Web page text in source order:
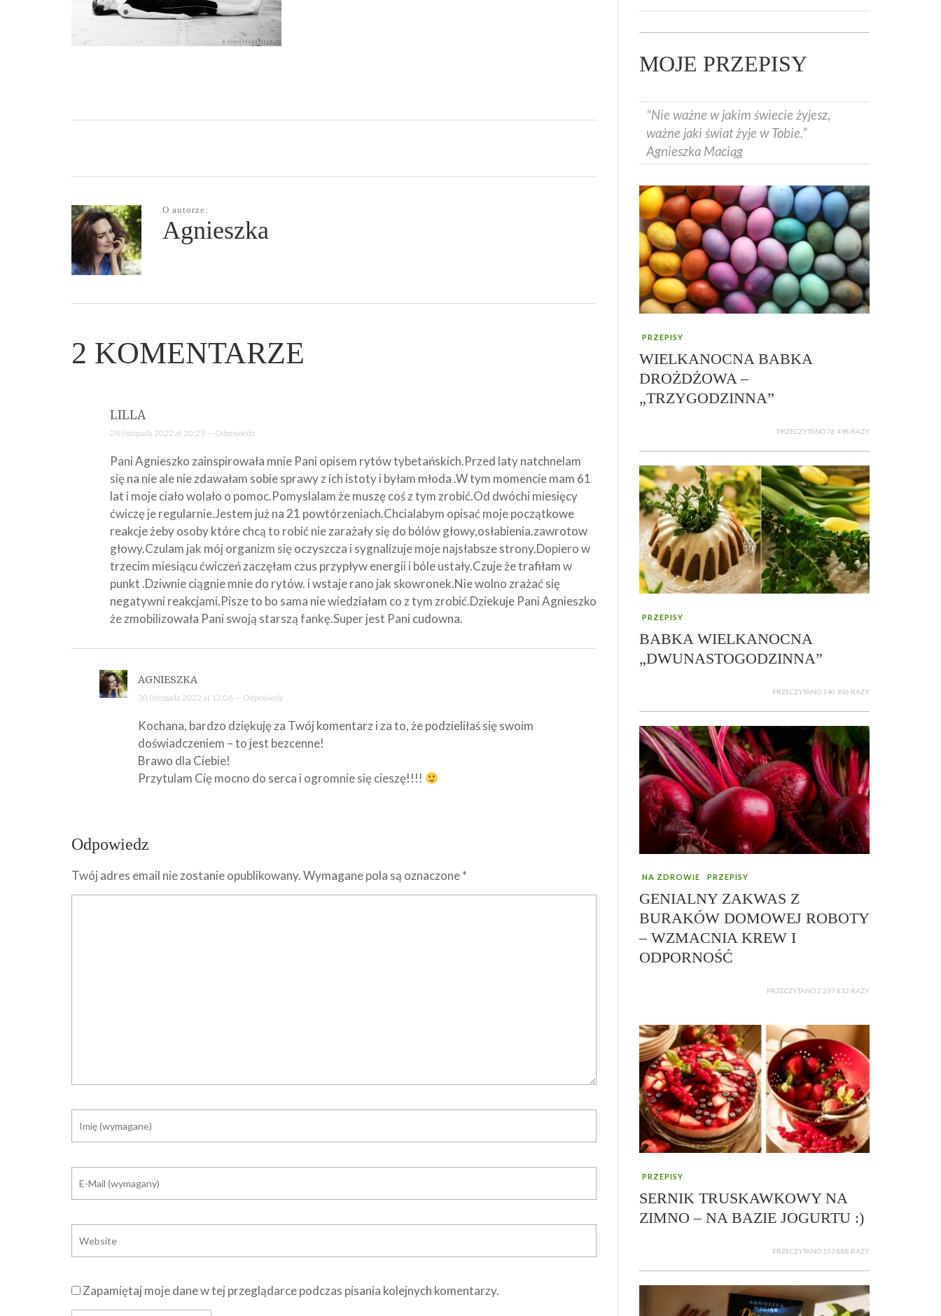
O autorze:
Agnieszka
2 KOMENTARZE
LILLA
28 listopada 2022 at 20:29 — Odpowiedz
Pani Agnieszko zainspirowała mnie Pani opisem rytów tybetańskich.Przed laty natchnelam
się na nie ale nie zdawałam sobie sprawy z ich istoty i byłam młoda .W tym momencie mam 61
lat i moje ciało wolało o pomoc.Pomyslalam że muszę coś z tym zrobić.Od dwóchi miesięcy
ćwiczę je regularnie.Jestem już na 21 powtórzeniach.Chcialabym opisać moje początkowe
reakcje żeby osoby które chcą to robić nie zarażały się do bólów głowy,osłabienia.zawrotow
głowy.Czulam jak mój organizm się oczyszcza i sygnalizuje moje najsłabsze strony.Dopiero w
trzecim miesiącu ćwiczeń zaczęłam czus przypływ energii i bóle ustały.Czuje że trafiłam w
punkt .Dziwnie ciągnie mnie do rytów. i wstaje rano jak skowronek.Nie wolno zrażać się
negatywni reakcjami.Pisze to bo sama nie wiedziałam co z tym zrobić.Dziekuje Pani Agnieszko
że zmobilizowała Pani swoją starszą fankę.Super jest Pani cudowna.
AGNIESZKA
30 listopada 2022 at 13:06 — Odpowiedz
Kochana, bardzo dziękuję za Twój komentarz i za to, że podzieliłaś się swoim
doświadczeniem – to jest bezcenne!
Brawo dla Ciebie!
Przytulam Cię mocno do serca i ogromnie się cieszę!!!!
Odpowiedz
Twój adres email nie zostanie opublikowany.Wymagane pola są oznaczone*
Zapamiętaj moje dane w tej przeglądarce podczas pisania kolejnych komentarzy.
MOJE PRZEPISY
"Nie ważne w jakim świecie żyjesz,
ważne jaki świat żyje w Tobie.”
Agnieszka Maciąg
PRZEPISY
WIELKANOCNA BABKA
DROŻDŻOWA –
„TRZYGODZINNA”
PRZECZYTANO 76 498 RAZY
PRZEPISY
BABKA WIELKANOCNA
„DWUNASTOGODZINNA”
PRZECZYTANO 140 936 RAZY
NA ZDROWIE PRZEPISY
GENIALNY ZAKWAS Z
BURAKÓW DOMOWEJ ROBOTY
– WZMACNIA KREW I
ODPORNOŚĆ
PRZECZYTANO 2 237 812 RAZY
PRZEPISY
SERNIK TRUSKAWKOWY NA
ZIMNO – NA BAZIE JOGURTU :)
PRZECZYTANO 153 888 RAZY